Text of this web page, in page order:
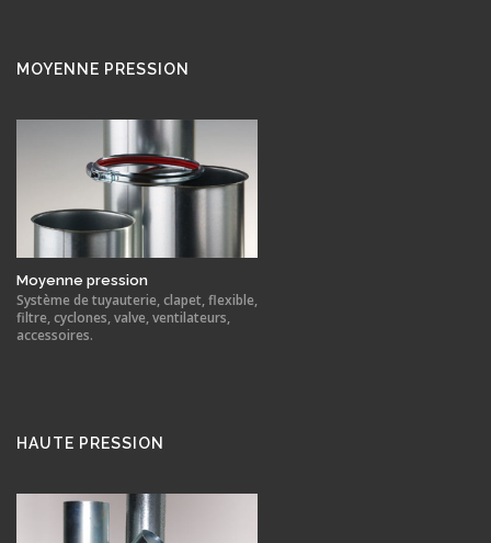
MOYENNE PRESSION
Moyenne pression
Système de tuyauterie, clapet, flexible,
filtre, cyclones, valve, ventilateurs,
accessoires.
HAUTE PRESSION